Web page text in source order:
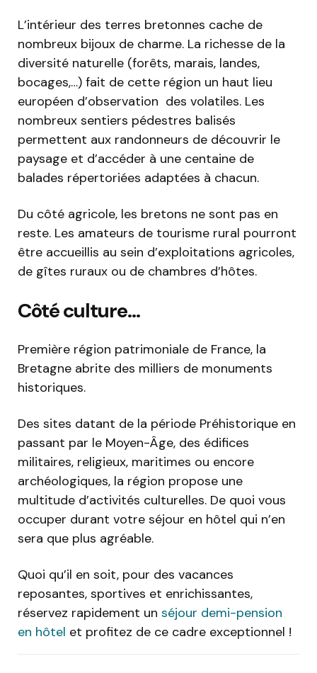
L’intérieur des terres bretonnes cache de
nombreux bijoux de charme. La richesse de la
diversité naturelle (forêts, marais, landes,
bocages,…) fait de cette région un haut lieu
européen d’observation des volatiles. Les
nombreux sentiers pédestres balisés
permettent aux randonneurs de découvrir le
paysage et d’accéder à une centaine de
balades répertoriées adaptées à chacun.
Du côté agricole, les bretons ne sont pas en
reste. Les amateurs de tourisme rural pourront
être accueillis au sein d’exploitations agricoles,
de gîtes ruraux ou de chambres d’hôtes.
Côté culture…
Première région patrimoniale de France, la
Bretagne abrite des milliers de monuments
historiques.
Des sites datant de la période Préhistorique en
passant par le Moyen-Âge, des édifices
militaires, religieux, maritimes ou encore
archéologiques, la région propose une
multitude d’activités culturelles. De quoi vous
occuper durant votre séjour en hôtel qui n’en
sera que plus agréable.
Quoi qu’il en soit, pour des vacances
reposantes, sportives et enrichissantes,
réservez rapidement un séjour demi-pension
en hôtel et profitez de ce cadre exceptionnel !